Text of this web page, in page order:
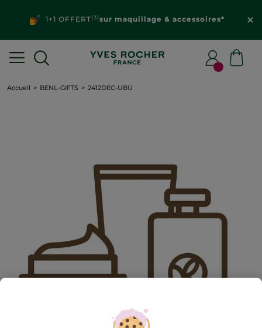
1+1 OFFERT(3)sur maquillage & accessoires*
Accueil BENL-GIFTS 2412DEC-UBU